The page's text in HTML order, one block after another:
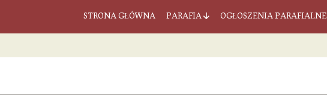
STRONA GŁÓWNA PARAFIA OGŁOSZENIA PARAFIALNE